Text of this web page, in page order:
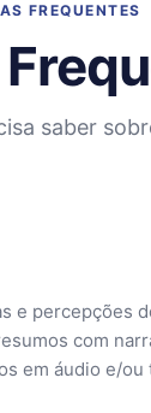
FREQUENTES
saber
e percepções
com
em áudio e/ou